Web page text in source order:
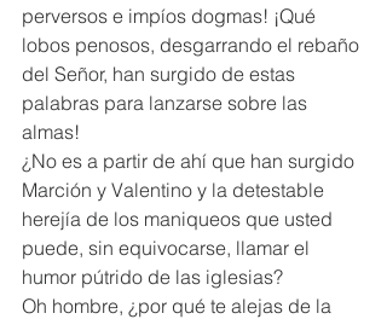
perversos e impíos dogmas! ¡Qué
lobos penosos, desgarrando el rebaño
del Señor, han surgido de estas
palabras para lanzarse sobre las
almas!
¿No es a partir de ahí que han surgido
Marción y Valentino y la detestable
herejía de los maniqueos que usted
puede, sin equivocarse, llamar el
humor pútrido de las iglesias?
Oh hombre, ¿por qué te alejas de la